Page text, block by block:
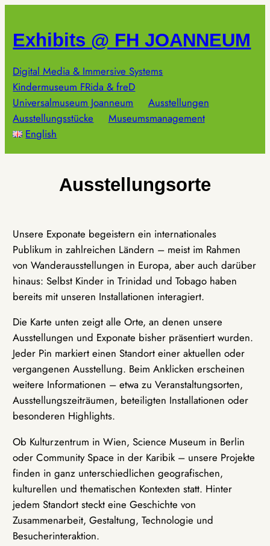
springen
Exhibits @ FH JOANNEUM
Digital Media & Immersive Systems
Kindermuseum FRida & freD
Universalmuseum Joanneum
Ausstellungen
Ausstellungsstücke
Museumsmanagement
English
Ausstellungsorte
Unsere Exponate begeistern ein internationales
Publikum in zahlreichen Ländern – meist im Rahmen
von Wanderausstellungen in Europa, aber auch darüber
hinaus: Selbst Kinder in Trinidad und Tobago haben
bereits mit unseren Installationen interagiert.
Die Karte unten zeigt alle Orte, an denen unsere
Ausstellungen und Exponate bisher präsentiert wurden.
Jeder Pin markiert einen Standort einer aktuellen oder
vergangenen Ausstellung. Beim Anklicken erscheinen
weitere Informationen – etwa zu Veranstaltungsorten,
Ausstellungszeiträumen, beteiligten Installationen oder
besonderen Highlights.
Ob Kulturzentrum in Wien, Science Museum in Berlin
oder Community Space in der Karibik – unsere Projekte
finden in ganz unterschiedlichen geografischen,
kulturellen und thematischen Kontexten statt. Hinter
jedem Standort steckt eine Geschichte von
Zusammenarbeit, Gestaltung, Technologie und
Besucherinteraktion.